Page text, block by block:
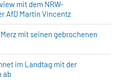
mit dem NRW-
AfD Martin Vincentz
mit seinen gebrochenen
im Landtag mit der
ab